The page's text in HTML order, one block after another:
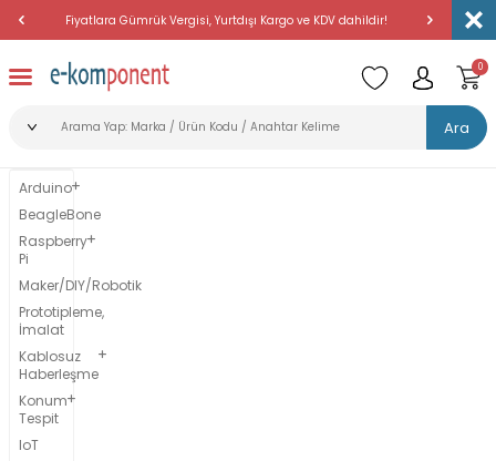
Fiyatlara Gümrük Vergisi, Yurtdışı Kargo ve KDV dahildir!
Ara
0
Arduino
BeagleBone
Raspberry
Pi
Maker/DIY/Robotik
Prototipleme,
İmalat
Kablosuz
Haberleşme
Konum
Tespit
IoT